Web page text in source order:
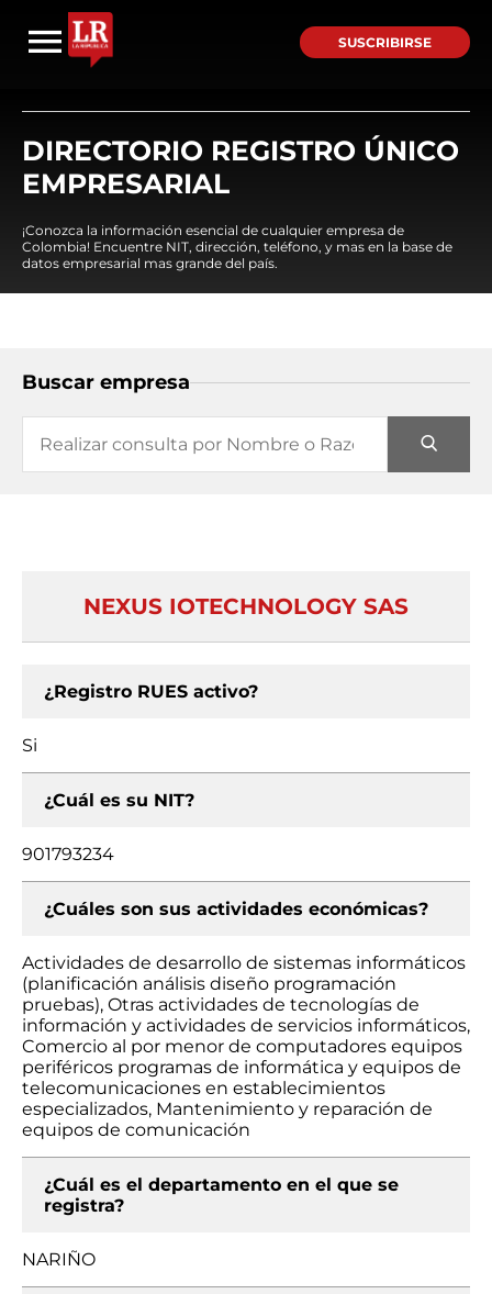
SUSCRIBIRSE
DIRECTORIO REGISTRO ÚNICO
EMPRESARIAL
¡Conozca la información esencial de cualquier empresa de
Colombia! Encuentre NIT, dirección, teléfono, y mas en la base de
datos empresarial mas grande del país.
Buscar empresa
NEXUS IOTECHNOLOGY SAS
¿Registro RUES activo?
Si
¿Cuál es su NIT?
901793234
¿Cuáles son sus actividades económicas?
Actividades de desarrollo de sistemas informáticos
(planificación análisis diseño programación
pruebas), Otras actividades de tecnologías de
información y actividades de servicios informáticos,
Comercio al por menor de computadores equipos
periféricos programas de informática y equipos de
telecomunicaciones en establecimientos
especializados, Mantenimiento y reparación de
equipos de comunicación
¿Cuál es el departamento en el que se
registra?
NARIÑO